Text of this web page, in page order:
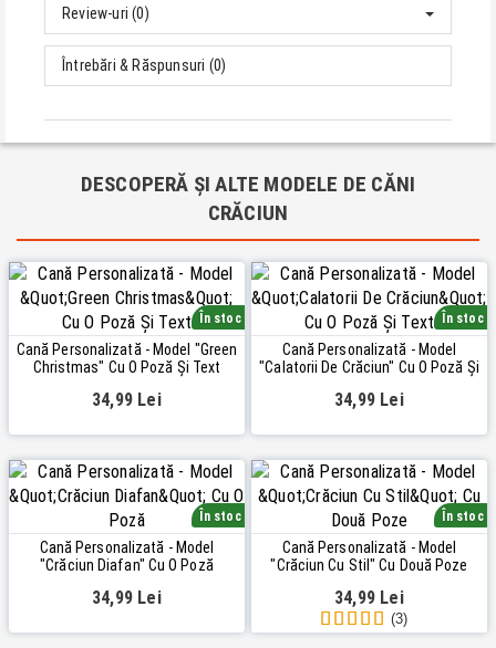
Review-uri (0)
Întrebări & Răspunsuri (0)
DESCOPERĂ ȘI ALTE MODELE DE CĂNI
CRĂCIUN
În stoc
Cană Personalizată - Model "Green
Christmas" Cu O Poză Și Text
34,99 Lei
În stoc
Cană Personalizată - Model
"Calatorii De Crăciun" Cu O Poză Și
34,99 Lei
În stoc
Cană Personalizată - Model
"Crăciun Diafan" Cu O Poză
34,99 Lei
În stoc
Cană Personalizată - Model
"Crăciun Cu Stil" Cu Două Poze
34,99 Lei
(3)